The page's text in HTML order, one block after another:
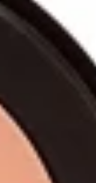
ANDERE ANMELDEOPTIONEN